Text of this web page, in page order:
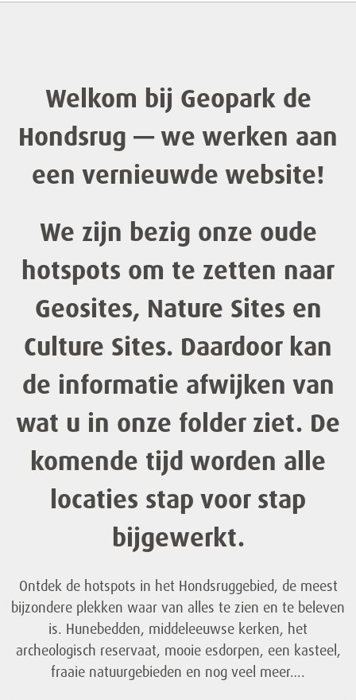
Welkom bij Geopark de
Hondsrug — we werken aan
een vernieuwde website!
We zijn bezig onze oude
hotspots om te zetten naar
Geosites, Nature Sites en
Culture Sites. Daardoor kan
de informatie afwijken van
wat u in onze folder ziet. De
komende tijd worden alle
locaties stap voor stap
bijgewerkt.
Ontdek de hotspots in het Hondsruggebied, de meest
bijzondere plekken waar van alles te zien en te beleven
is. Hunebedden, middeleeuwse kerken, het
archeologisch reservaat, mooie esdorpen, een kasteel,
fraaie natuurgebieden en nog veel meer….